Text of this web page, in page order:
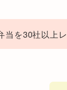
当を30社以上